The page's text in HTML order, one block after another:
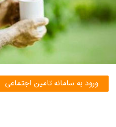
ورود به سامانه تامین اجتماعی